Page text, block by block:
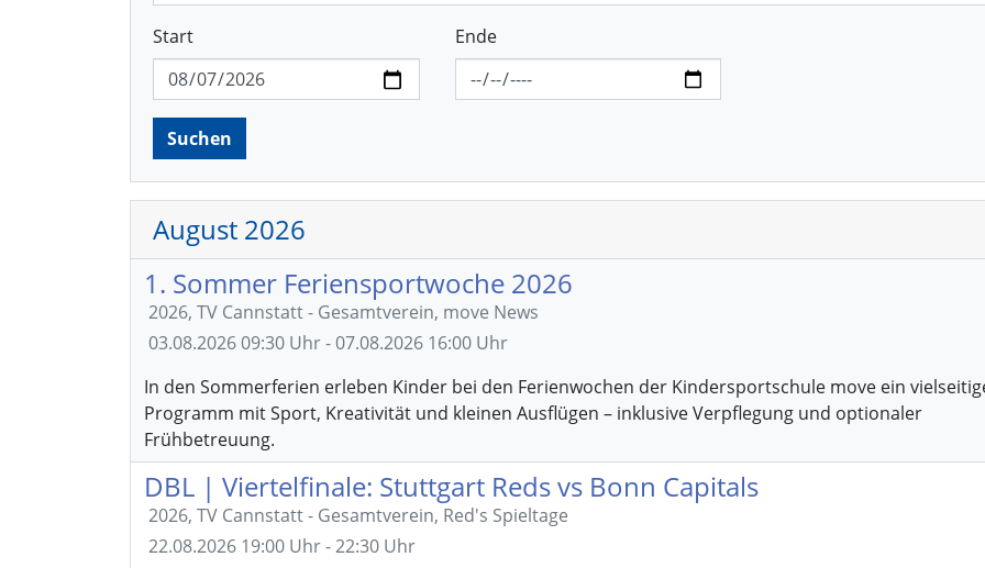
Start Ende
August 2026
1. Sommer Feriensportwoche 2026
2026, TV Cannstatt - Gesamtverein, move News
03.08.202609:30 Uhr - 07.08.2026 16:00 Uhr
In den Sommerferien erleben Kinder bei den Ferienwochen der Kindersportschule move ein
Programm mit Sport, Kreativität und kleinen Ausflügen – inklusive Verpflegung und optionaler
Frühbetreuung.
DBL | Viertelfinale: Stuttgart Reds vs Bonn Capitals
2026, TV Cannstatt - Gesamtverein, Red's Spieltage
22.08.2026 19:00 Uhr - 22:30 Uhr